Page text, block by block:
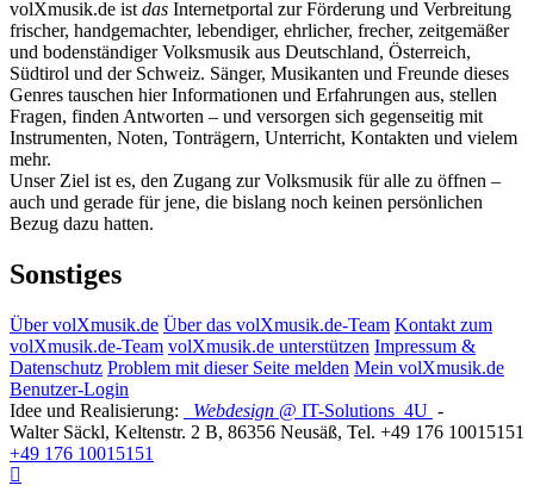
volXmusik.de ist das Internetportal zur Förderung und Verbreitung
frischer, handgemachter, lebendiger, ehrlicher, frecher, zeitgemäßer
und bodenständiger Volksmusik aus Deutschland, Österreich,
Südtirol und der Schweiz. Sänger, Musikanten und Freunde dieses
Genres tauschen hier Informationen und Erfahrungen aus, stellen
Fragen, finden Antworten – und versorgen sich gegenseitig mit
Instrumenten, Noten, Tonträgern, Unterricht, Kontakten und vielem
mehr.
Unser Ziel ist es, den Zugang zur Volksmusik für alle zu öffnen –
auch und gerade für jene, die bislang noch keinen persönlichen
Bezug dazu hatten.
Sonstiges
Über volXmusik.de Über das volXmusik.de-Team Kontakt zum
volXmusik.de-Team volXmusik.de unterstützen Impressum &
Datenschutz Problem mit dieser Seite melden Mein volXmusik.de
Benutzer-Login
Idee und Realisierung:
Webdesign @ IT-Solutions 4U -
Walter Säckl, Keltenstr. 2 B, 86356 Neusäß, Tel. +49 176 10015151
+49 176 10015151